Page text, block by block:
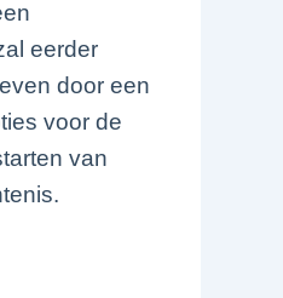
eerder
door een
voor de
van